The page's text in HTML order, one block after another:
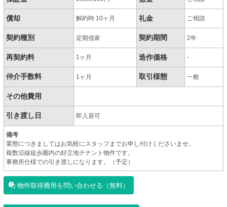
償却 解約時 10ヶ月 礼金 ご相談
契約種別 定期借家 契約期間 2年
再契約料 1ヶ月 造作価格 -
仲介手数料 1ヶ月 取引様態 一般
その他費用
引き渡し日 即入居可
備考
業態につきましてはお気軽にスタッフまでお申し付けくださいませ。
複数沿線徒歩圏内の好立地テナント物件です。
事務所仕様での引き渡しになります。（予定）
物件取得費用を問い合わせる（無料）